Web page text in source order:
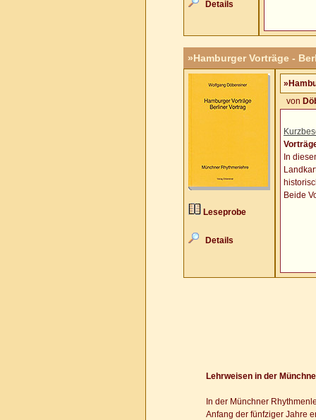
Details
»Hamburger Vorträge -
Leseprobe
Details
von
In
Beide
Lehrweisen in der
In der Münchner
Anfang der fünfziger Jahre